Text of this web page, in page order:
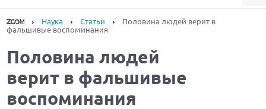
Наука Статьи
Половина людей верит в
фальшивые воспоминания
Половина людей
верит в фальшивые
воспоминания